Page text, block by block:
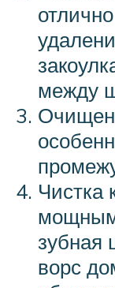
между
Чистка
зубная
ворс